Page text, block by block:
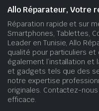
Allo Réparateur, Votre
Réparation rapide et sur
Smartphones, Tablettes,
Leader en Tunisie, Allo
qualité pour particuliers
également l’installation
et gadgets tels que des
notre expertise
originales. Contactez-
efficace.